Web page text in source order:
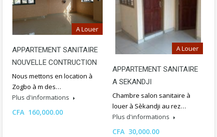
A Louer
APPARTEMENT SANITAIRE
NOUVELLE CONTRUCTION
Nous mettons en location à
Zogbo à m des…
Plus d'informations
CFA 160,000.00
A Louer
APPARTEMENT SANITAIRE
A SEKANDJI
Chambre salon sanitaire à
louer à Sèkandji au rez…
Plus d'informations
CFA 30,000.00